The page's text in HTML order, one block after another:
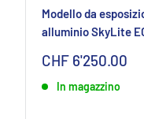
Modello da
alluminio SkyLite
Sonderpreis
CHF 6'250.00
In magazzino